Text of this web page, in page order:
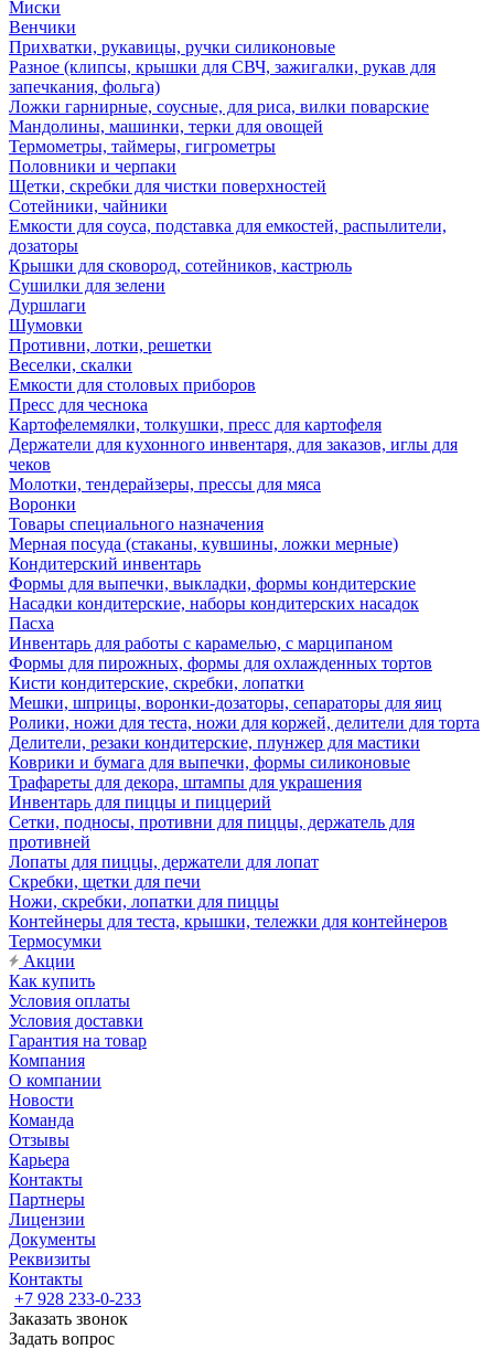
Миски
Венчики
Прихватки, рукавицы, ручки силиконовые
Разное (клипсы, крышки для СВЧ, зажигалки, рукав для
запечкания, фольга)
Ложки гарнирные, соусные, для риса, вилки поварские
Мандолины, машинки, терки для овощей
Термометры, таймеры, гигрометры
Половники и черпаки
Щетки, скребки для чистки поверхностей
Сотейники, чайники
Емкости для соуса, подставка для емкостей, распылители,
дозаторы
Крышки для сковород, сотейников, кастрюль
Сушилки для зелени
Дуршлаги
Шумовки
Противни, лотки, решетки
Веселки, скалки
Емкости для столовых приборов
Пресс для чеснока
Картофелемялки, толкушки, пресс для картофеля
Держатели для кухонного инвентаря, для заказов, иглы для
чеков
Молотки, тендерайзеры, прессы для мяса
Воронки
Товары специального назначения
Мерная посуда (стаканы, кувшины, ложки мерные)
Кондитерский инвентарь
Формы для выпечки, выкладки, формы кондитерские
Насадки кондитерские, наборы кондитерских насадок
Пасха
Инвентарь для работы с карамелью, с марципаном
Формы для пирожных, формы для охлажденных тортов
Кисти кондитерские, скребки, лопатки
Мешки, шприцы, воронки-дозаторы, сепараторы для яиц
Ролики, ножи для теста, ножи для коржей, делители для торта
Делители, резаки кондитерские, плунжер для мастики
Коврики и бумага для выпечки, формы силиконовые
Трафареты для декора, штампы для украшения
Инвентарь для пиццы и пиццерий
Сетки, подносы, противни для пиццы, держатель для
противней
Лопаты для пиццы, держатели для лопат
Скребки, щетки для печи
Ножи, скребки, лопатки для пиццы
Контейнеры для теста, крышки, тележки для контейнеров
Термосумки
Акции
Как купить
Условия оплаты
Условия доставки
Гарантия на товар
Компания
О компании
Новости
Команда
Отзывы
Карьера
Контакты
Партнеры
Лицензии
Документы
Реквизиты
Контакты
+7 928 233-0-233
Заказать звонок
Задать вопрос